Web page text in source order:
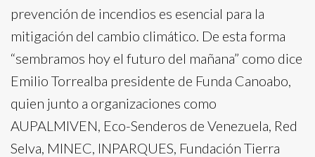
prevención de incendios es esencial para la
mitigación del cambio climático. De esta forma
“sembramos hoy el futuro del mañana” como dice
Emilio Torrealba presidente de Funda Canoabo,
quien junto a organizaciones como
AUPALMIVEN, Eco-Senderos de Venezuela, Red
Selva, MINEC, INPARQUES, Fundación Tierra